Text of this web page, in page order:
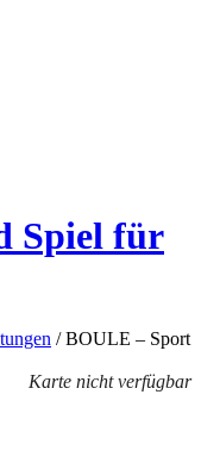
Spiel für
/ BOULE – Sport
Karte nicht verfügbar